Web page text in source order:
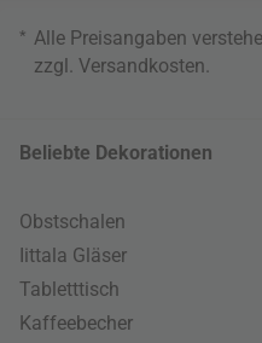
* Alle Preisangaben
zzgl. Versandkosten
Beliebte Dekorationen
Obstschalen
Iittala Gläser
Tabletttisch
Kaffeebecher